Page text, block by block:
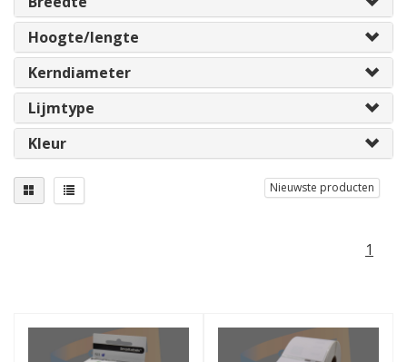
Hoogte/lengte
Kerndiameter
Lijmtype
Kleur
Nieuwste producten
1